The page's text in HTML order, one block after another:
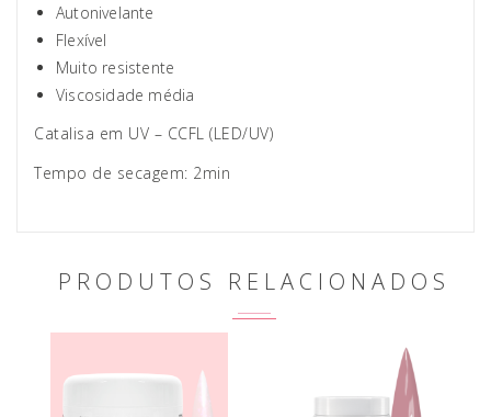
Autonivelante
Flexível
Muito resistente
Viscosidade média
Catalisa em UV – CCFL (LED/UV)
Tempo de secagem: 2min
PRODUTOS RELACIONADOS